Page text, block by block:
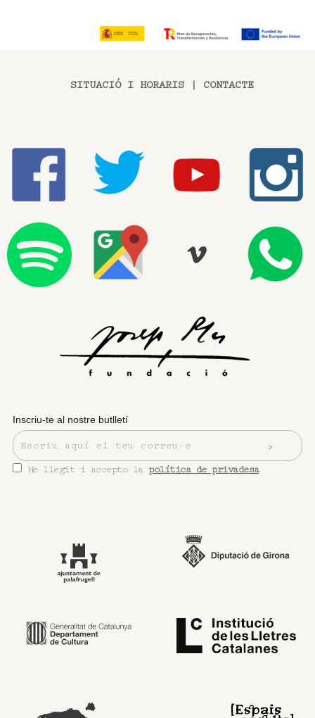
SITUACIÓ I HORARIS CONTACTE
Inscriu-te al nostre butlletí
He llegit i accepto la política de privadesa